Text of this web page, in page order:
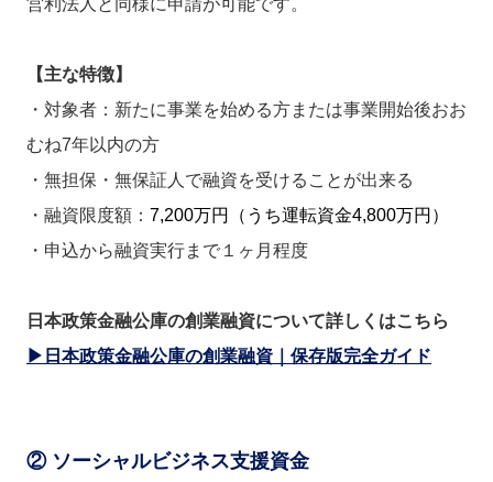
【主な特徴】
・対象者：新たに事業を始める方または事業開始後おお
むね7年以内の方
・無担保・無保証人で融資を受けることが出来る
・融資限度額： 7,200万円（うち運転資金4,800万円）
・申込から融資実行まで１ヶ月程度
日本政策金融公庫の創業融資について詳しくはこちら
▶日本政策金融公庫の創業融資｜保存版完全ガイド
② ソーシャルビジネス支援資金